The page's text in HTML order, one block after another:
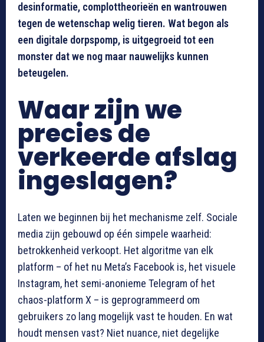
desinformatie, complottheorieën en wantrouwen
tegen de wetenschap welig tieren. Wat begon als
een digitale dorpspomp, is uitgegroeid tot een
monster dat we nog maar nauwelijks kunnen
beteugelen.
Waar zijn we
precies de
verkeerde afslag
ingeslagen?
Laten we beginnen bij het mechanisme zelf. Sociale
media zijn gebouwd op één simpele waarheid:
betrokkenheid verkoopt. Het algoritme van elk
platform – of het nu Meta’s Facebook is, het visuele
Instagram, het semi-anonieme Telegram of het
chaos-platform X – is geprogrammeerd om
gebruikers zo lang mogelijk vast te houden. En wat
houdt mensen vast? Niet nuance, niet degelijke